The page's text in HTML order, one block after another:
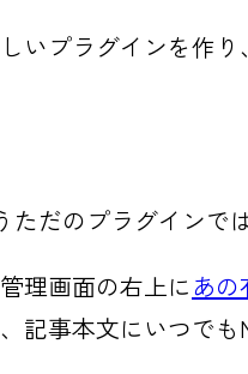
いプラグインを作
ただのプラグインで
理画面の右上にあ
記事本文にいつで